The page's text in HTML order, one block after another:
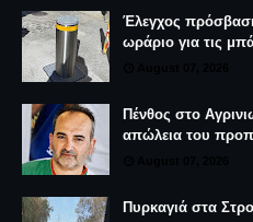
Έλεγχος
ωράριο για τις
Πένθος στο
απώλεια του
Πυρκαγιά στα